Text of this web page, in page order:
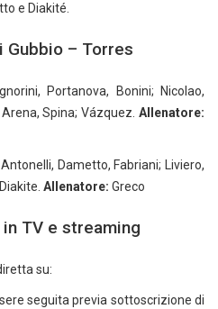
e Diakité.
– Torres
Portanova, Bonini; Nicolao,
Arena, Spina; Vázquez. Allenatore:
Dametto, Fabriani; Liviero,
Allenatore: Greco
TV e streaming
su:
seguita previa sottoscrizione di